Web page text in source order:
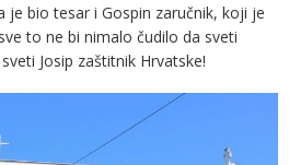
je bio tesar i Gospin zaručnik, koji je
to ne bi nimalo čudilo da sveti
Josip zaštitnik Hrvatske!